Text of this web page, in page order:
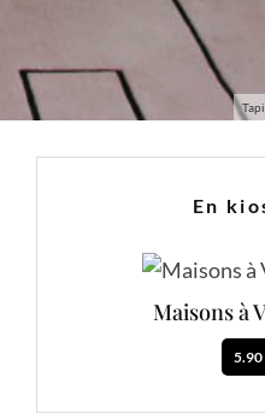
En
Maisons à
5.90